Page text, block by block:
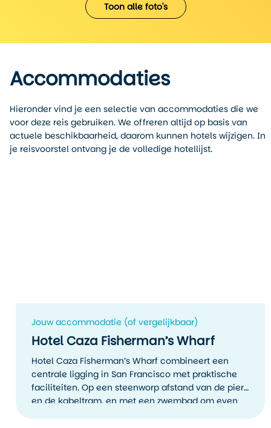
Toon alle foto's
Accommodaties
Hieronder vind je een selectie van accommodaties die we
voor deze reis gebruiken. We offreren altijd op basis van
actuele beschikbaarheid, daarom kunnen hotels wijzigen. In
je reisvoorstel ontvang je de volledige hotellijst.
Jouw accommodatie (of vergelijkbaar)
Hotel Caza Fisherman’s Wharf
Hotel Caza Fisherman’s Wharf combineert een
centrale ligging in San Francisco met praktische
faciliteiten. Op een steenworp afstand van de pier
en de kabeltram, en met een zwembad om even